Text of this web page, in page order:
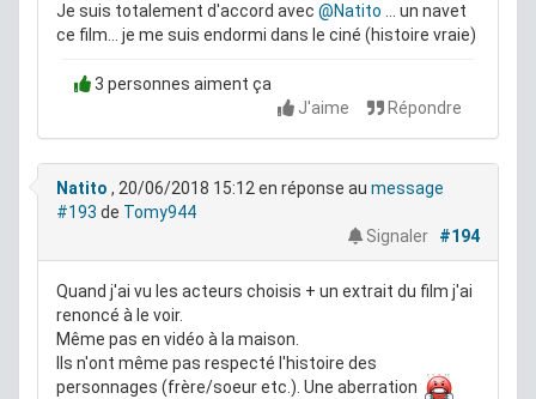
Je suis totalement d'accord avec @Natito ... un navet
ce film... je me suis endormi dans le ciné (histoire vraie)
3 personnes aiment ça
J'aime
Répondre
Natito , 20/06/2018 15:12 en réponse au message
#193 de Tomy944
Signaler
#194
Quand j'ai vu les acteurs choisis + un extrait du film j'ai
renoncé à le voir.
Même pas en vidéo à la maison.
Ils n'ont même pas respecté l'histoire des
personnages (frère/soeur etc.). Une aberration